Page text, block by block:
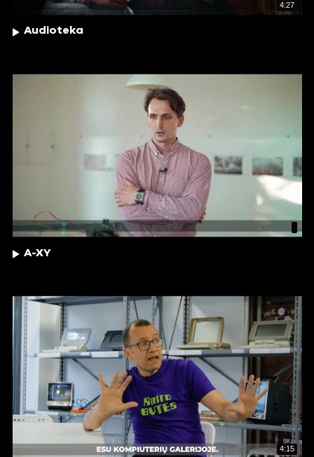
4:27
Audioteka
A-XY
4:15